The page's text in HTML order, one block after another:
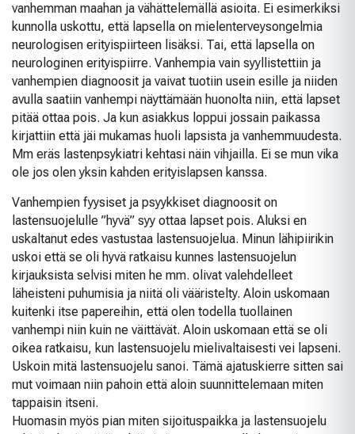
vanhemman maahan ja vähättelemällä asioita. Ei esimerkiksi
kunnolla uskottu, että lapsella on mielenterveysongelmia
neurologisen erityispiirteen lisäksi. Tai, että lapsella on
neurologinen erityispiirre. Vanhempia vain syyllistettiin ja
vanhempien diagnoosit ja vaivat tuotiin usein esille ja niiden
avulla saatiin vanhempi näyttämään huonolta niin, että lapset
pitää ottaa pois. Ja kun asiakkus loppui jossain paikassa
kirjattiin että jäi mukamas huoli lapsista ja vanhemmuudesta.
Mm eräs lastenpsykiatri kehtasi näin vihjailla. Ei se mun vika
ole jos olen yksin kahden erityislapsen kanssa.
Vanhempien fyysiset ja psyykkiset diagnoosit on
lastensuojelulle ”hyvä” syy ottaa lapset pois. Aluksi en
uskaltanut edes vastustaa lastensuojelua. Minun lähipiirikin
uskoi että se oli hyvä ratkaisu kunnes lastensuojelun
kirjauksista selvisi miten he mm. olivat valehdelleet
läheisteni puhumisia ja niitä oli vääristelty. Aloin uskomaan
kuitenki itse papereihin, että olen todella tuollainen
vanhempi niin kuin ne väittävät. Aloin uskomaan että se oli
oikea ratkaisu, kun lastensuojelu mielivaltaisesti vei lapseni.
Uskoin mitä lastensuojelu sanoi. Tämä ajatuskierre sitten sai
mut voimaan niin pahoin että aloin suunnittelemaan miten
tappaisin itseni.
Huomasin myös pian miten sijoituspaikka ja lastensuojelu